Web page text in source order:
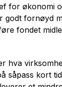
for økonomi
godt fornøyd
fondet
hva
såpass kort